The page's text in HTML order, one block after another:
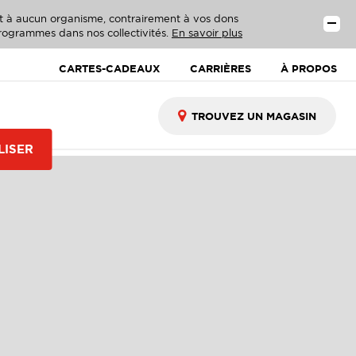
aucun organisme, contrairement à vos dons
dans nos collectivités. En savoir plus
CARTES-CADEAUX CARRIÈRES À PROPOS